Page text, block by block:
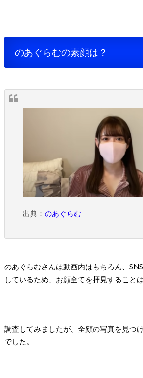
のあぐらむの素顔は？
出典：のあぐらむ
のあぐらむさんは動画内はもちろん、
しているため、お顔全てを拝見すること
調査してみましたが、全顔の写真を見つ
でした。